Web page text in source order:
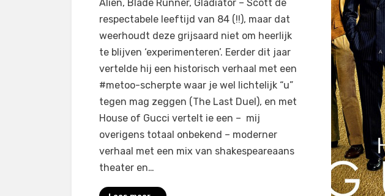
Alien, Blade Runner, Gladiator – Scott de
respectabele leeftijd van 84 (!!), maar dat
weerhoudt deze grijsaard niet om heerlijk
te blijven ‘experimenteren’. Eerder dit jaar
vertelde hij een historisch verhaal met een
#metoo-scherpte waar je wel lichtelijk “u”
tegen mag zeggen (The Last Duel), en met
House of Gucci vertelt ie een – mij
overigens totaal onbekend – moderner
verhaal met een mix van shakespeareaans
theater en…